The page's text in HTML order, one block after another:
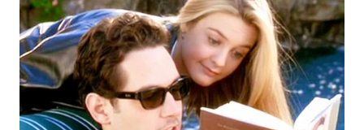
Media
Group
WAHANA
NEWS
WAHANA